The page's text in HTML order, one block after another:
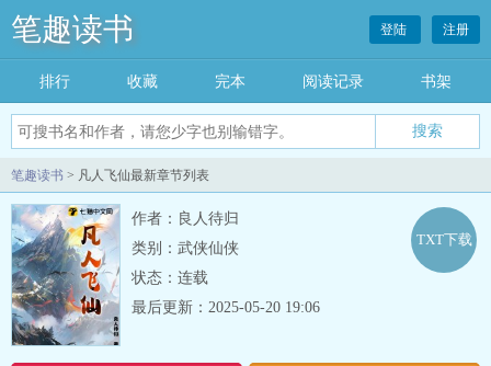
笔趣读书 登陆 注册
排行 收藏 完本 阅读记录 书架
笔趣读书 > 凡人飞仙最新章节列表
作者：良人待归
类别：武侠仙侠
状态：连载
TXT下载
最后更新：2025-05-20 19:06